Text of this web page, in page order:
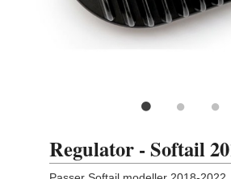
Regulator - Softail